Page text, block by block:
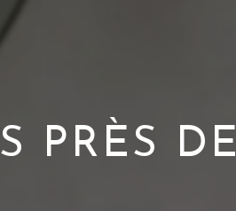
PRÈS DE